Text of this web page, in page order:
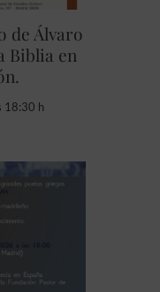
de Álvaro
Biblia en
18:30 h